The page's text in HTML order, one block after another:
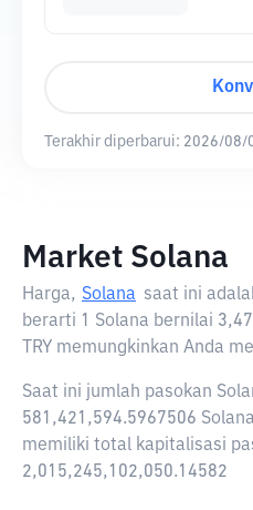
Terakhir diperbarui: 2026/08/
Market Solana
Harga, Solana saat ini
berarti 1 Solana bernilai
TRY memungkinkan Anda
Saat ini jumlah pasokan
581,421,594.5967506
memiliki total kapitalisasi
2,015,245,102,050.14582